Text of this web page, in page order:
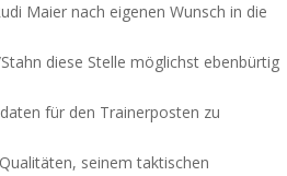
Maier nach eigenen Wunsch in die
diese Stelle möglichst ebenbürtig
für den Trainerposten zu
seinem taktischen